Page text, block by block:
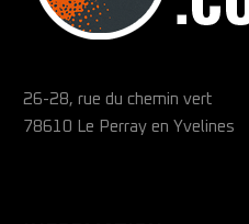
26-28, rue du chemin vert
78610 Le Perray en Yvelines